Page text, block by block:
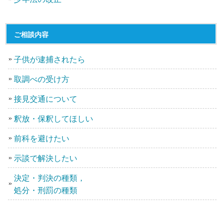
ご相談内容
子供が逮捕されたら
取調べの受け方
接見交通について
釈放・保釈してほしい
前科を避けたい
示談で解決したい
決定・判決の種類，
処分・刑罰の種類